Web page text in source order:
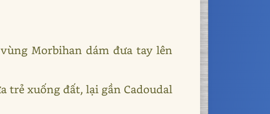
Morbihan dám đưa tay lên
trẻ xuống đất, lại gần Cadoudal